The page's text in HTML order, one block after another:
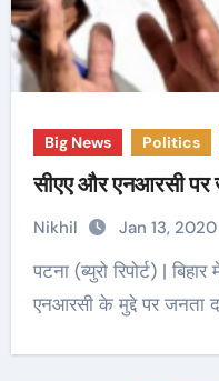
Big News Politics
सीएए और एनआरसी पर
Nikhil Jan 13, 2020
पटना (ब्युरो रिपोर्ट) | बिहार में नागरिकता कानून यानी सीएए और
एनआरसी के मुद्दे पर जनता